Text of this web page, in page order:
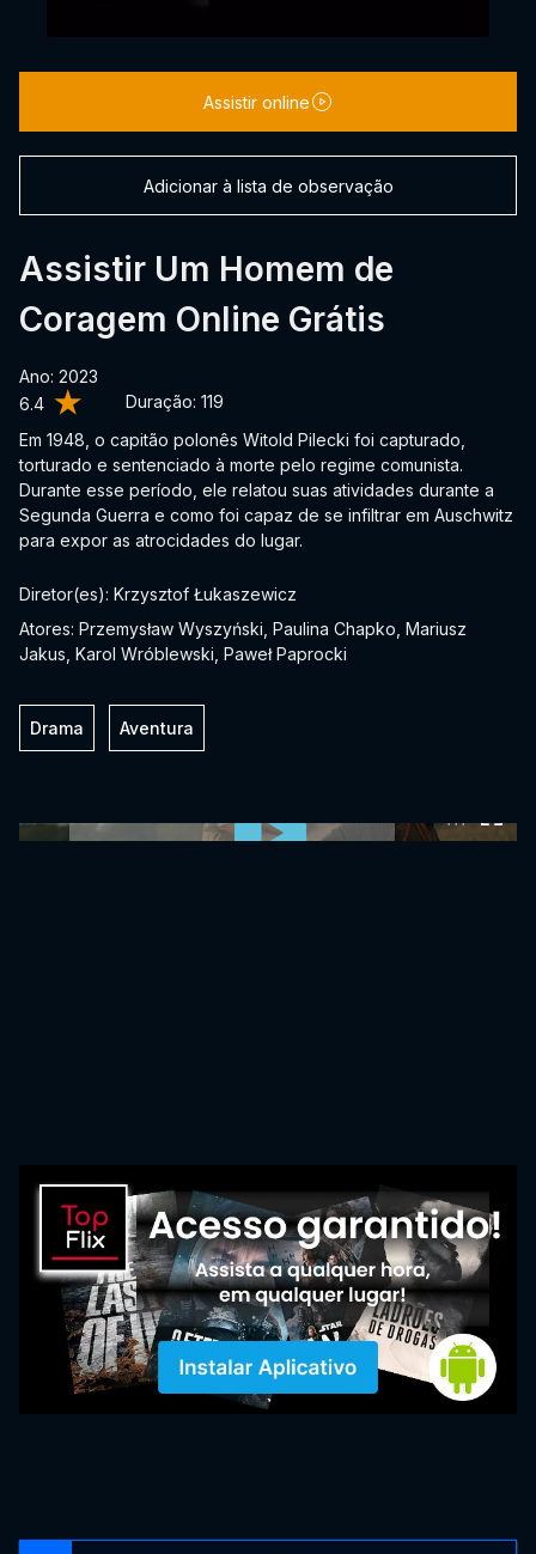
6.4 Duração: 119
Assistir Um Homem de
Coragem Online Grátis
Ano: 2023
Em 1948, o capitão polonês Witold Pilecki foi capturado,
torturado e sentenciado à morte pelo regime comunista.
Durante esse período, ele relatou suas atividades durante a
Segunda Guerra e como foi capaz de se infiltrar em Auschwitz
para expor as atrocidades do lugar.
Assistir online
Adicionar à lista de observação
Diretor(es): Krzysztof Łukaszewicz
Atores: Przemysław Wyszyński, Paulina Chapko, Mariusz
Jakus, Karol Wróblewski, Paweł Paprocki
Drama Aventura